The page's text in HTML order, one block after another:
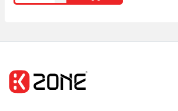
de
-
Shampooing